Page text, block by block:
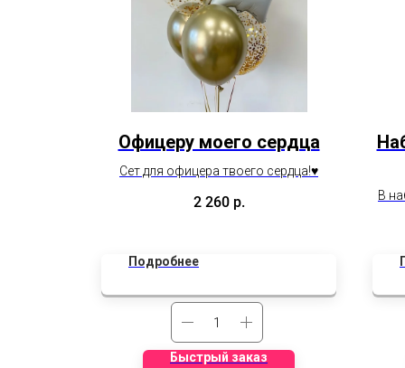
Офицеру моего сердца
Сет для офицера твоего сердца!♥️
2 260 р.
Подробнее
Быстрый заказ
В